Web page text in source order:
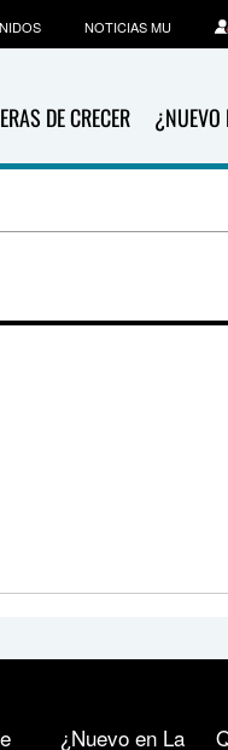
DE CRECER
NOTICIAS MU
¿Nuevo en La